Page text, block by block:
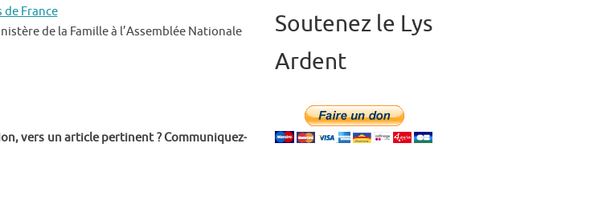
France
de la Famille à l’Assemblée Nationale
vers un article pertinent ? Communiquez-
Soutenez le Lys
Ardent